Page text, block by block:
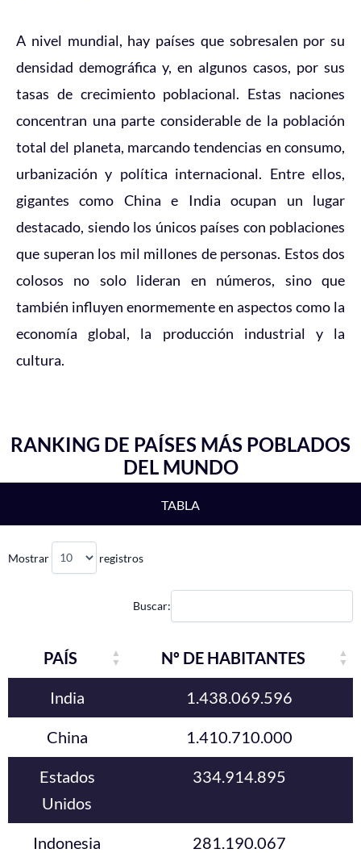
A nivel mundial, hay países que sobresalen por su
densidad demográfica y, en algunos casos, por sus
tasas de crecimiento poblacional. Estas naciones
concentran una parte considerable de la población
total del planeta, marcando tendencias en consumo,
urbanización y política internacional. Entre ellos,
gigantes como China e India ocupan un lugar
destacado, siendo los únicos países con poblaciones
que superan los mil millones de personas. Estos dos
colosos no solo lideran en números, sino que
también influyen enormemente en aspectos como la
economía global, la producción industrial y la
cultura.
RANKING DE PAÍSES MÁS POBLADOS
DEL MUNDO
TABLA
Mostrar registros
Buscar:
PAÍS Nº DE HABITANTES
India 1.438.069.596
China 1.410.710.000
Estados
Unidos
334.914.895
Indonesia 281.190.067